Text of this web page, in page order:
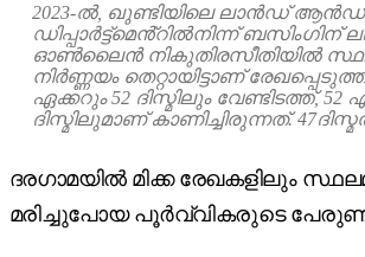
2023-ൽ, ഖുണ്ടിയിലെ ലാൻഡ്
ഡിപ്പാർട്ട്മെൻ്റിൽനിന്ന് ബസിംഗിന്
ഓൺലൈൻ നികുതിരസീതിയിൽ
നിർണ്ണയം തെറ്റായിട്ടാണ്
ഏക്കറും 52 ദിസ്മിലും വേണ്ടിടത്ത്, 52
ദിസ്മിലുമാണ് കാണിച്ചിരുന്നത്.
ദരഗാമയിൽ മിക്ക രേഖകളിലും
മരിച്ചുപോയ പൂർവ്വികരുടെ